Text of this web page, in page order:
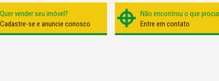
Quer vender seu imóvel?
Cadastre-se e anuncie conosco
Não encontrou o que
Entre em contato